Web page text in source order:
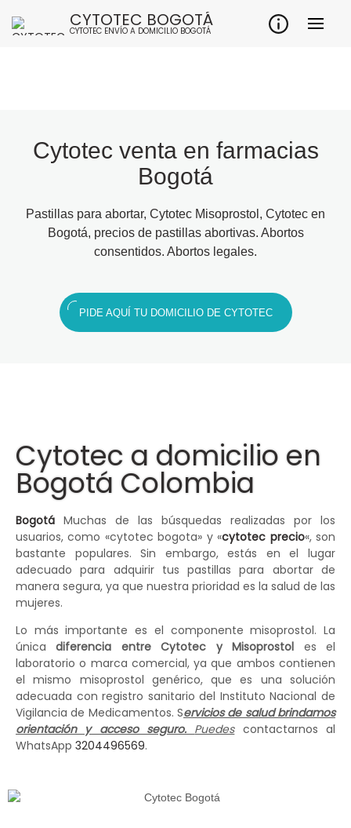
CYTOTEC BOGOTÁ
CYTOTEC ENVÍO A DOMICILIO BOGOTÁ
Cytotec venta en farmacias
Bogotá
Pastillas para abortar, Cytotec Misoprostol, Cytotec en
Bogotá, precios de pastillas abortivas. Abortos
consentidos. Abortos legales.
PIDE AQUÍ TU DOMICILIO DE CYTOTEC
Cytotec a domicilio en
Bogotá Colombia
Bogotá Muchas de las búsquedas realizadas por los
usuarios, como «cytotec bogota» y «cytotec precio«, son
bastante populares. Sin embargo, estás en el lugar
adecuado para adquirir tus pastillas para abortar de
manera segura, ya que nuestra prioridad es la salud de las
mujeres.
Lo más importante es el componente misoprostol. La
únicadiferencia entre Cytotec y Misoprostol es el
laboratorio o marca comercial, ya que ambos contienen
el mismo misoprostol genérico, que es una solución
adecuada con registro sanitario del Instituto Nacional de
Vigilancia de Medicamentos. Servicios de salud brindamos
orientación y acceso seguro. Puedescontactarnos al
WhatsApp 3204496569.